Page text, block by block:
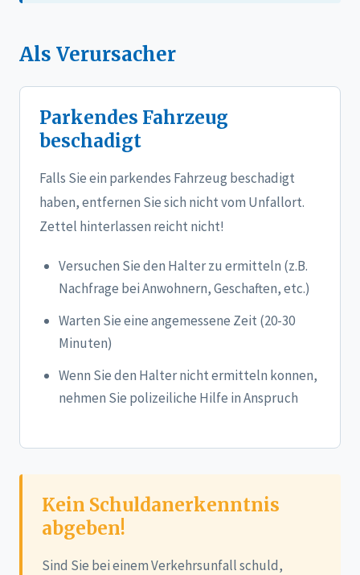
Als Verursacher
Parkendes Fahrzeug
beschadigt
Falls Sie ein parkendes Fahrzeug beschadigt
haben, entfernen Sie sich nicht vom Unfallort.
Zettel hinterlassen reicht nicht!
Versuchen Sie den Halter zu ermitteln (z.B.
Nachfrage bei Anwohnern, Geschaften, etc.)
Warten Sie eine angemessene Zeit (20-30
Minuten)
Wenn Sie den Halter nicht ermitteln konnen,
nehmen Sie polizeiliche Hilfe in Anspruch
Kein Schuldanerkenntnis
abgeben!
Sind Sie bei einem Verkehrsunfall schuld,